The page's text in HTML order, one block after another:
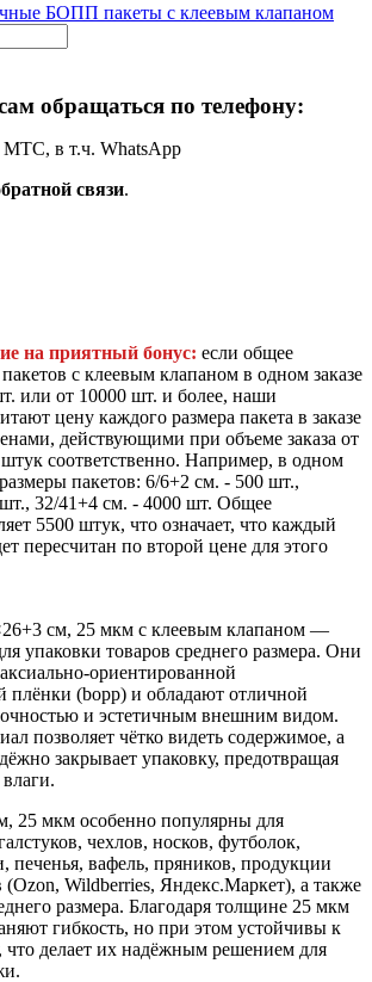
БОПП пакеты с клеевым клапаном
обращаться по телефону:
МТС, в т.ч. WhatsApp
связи.
на приятный бонус: если общее
с клеевым клапаном в одном заказе
или от 10000 шт. и более, наши
цену каждого размера пакета в заказе
действующими при объеме заказа от
соответственно. Например, в одном
пакетов: 6/6+2 см. - 500 шт.,
32/41+4 см. - 4000 шт. Общее
5500 штук, что означает, что каждый
пересчитан по второй цене для этого
см, 25 мкм с клеевым клапаном —
упаковки товаров среднего размера. Они
ориентированной
плёнки (bopp) и обладают отличной
и эстетичным внешним видом.
позволяет чётко видеть содержимое, а
закрывает упаковку, предотвращая
25 мкм особенно популярны для
чехлов, носков, футболок,
печенья, вафель, пряников, продукции
(Ozon, Wildberries, Яндекс.Маркет), а также
размера. Благодаря толщине 25 мкм
гибкость, но при этом устойчивы к
что делает их надёжным решением для